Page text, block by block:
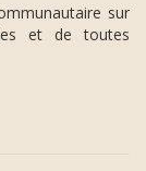
sur
et de toutes